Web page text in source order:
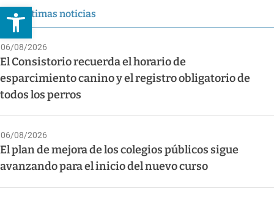
Abrir barra de herramientas
Últimas noticias
06/08/2026
El Consistorio recuerda el horario de
esparcimiento canino y el registro obligatorio de
todos los perros
06/08/2026
El plan de mejora de los colegios públicos sigue
avanzando para el inicio del nuevo curso